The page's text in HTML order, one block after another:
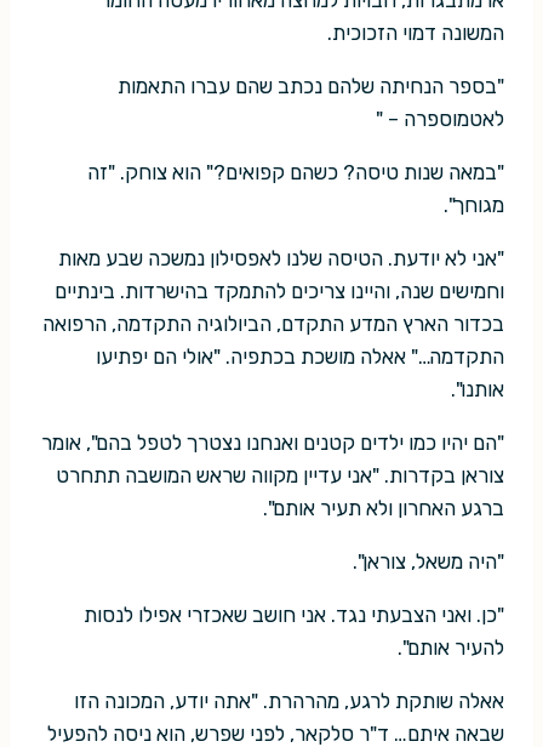
המשונה דמוי הזכוכית.
"בספר הנחיתה שלהם נכתב שהם עברו התאמות
לאטמוספרה – "
"במאה שנות טיסה? כשהם קפואים?" הוא צוחק. "זה
מגוחך".
"אני לא יודעת. הטיסה שלנו לאפסילון נמשכה שבע מאות
וחמישים שנה, והיינו צריכים להתמקד בהישרדות. בינתיים
בכדור הארץ המדע התקדם, הביולוגיה התקדמה, הרפואה
התקדמה…" אאלה מושכת בכתפיה. "אולי הם יפתיעו
אותנו".
"הם יהיו כמו ילדים קטנים ואנחנו נצטרך לטפל בהם", אומר
צוראן בקדרות. "אני עדיין מקווה שראש המושבה תתחרט
ברגע האחרון ולא תעיר אותם".
"היה משאל, צוראן".
"כן. ואני הצבעתי נגד. אני חושב שאכזרי אפילו לנסות
להעיר אותם".
אאלה שותקת לרגע, מהרהרת. "אתה יודע, המכונה הזו
שבאה איתם… ד"ר סלקאר, לפני שפרש, הוא ניסה להפעיל